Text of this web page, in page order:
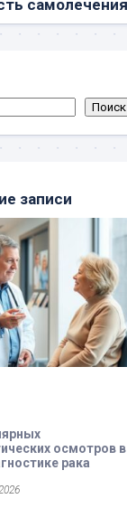
Поиск
записи
осмотров в
рака